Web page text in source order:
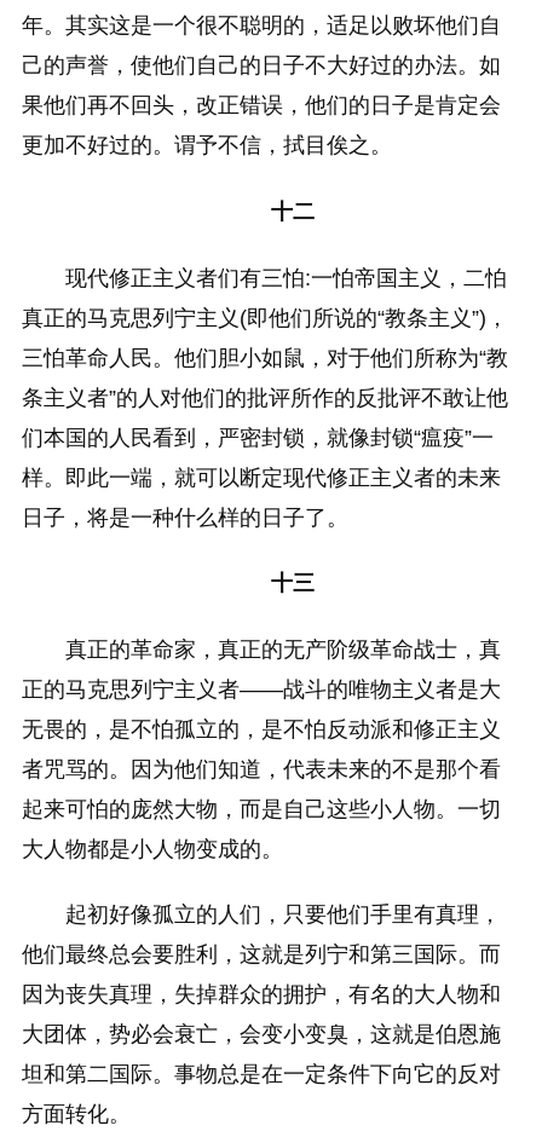
年。其实这是一个很不聪明的，适足以败坏他们自
己的声誉，使他们自己的日子不大好过的办法。如
果他们再不回头，改正错误，他们的日子是肯定会
更加不好过的。谓予不信，拭目俟之。
十二
现代修正主义者们有三怕:一怕帝国主义，二怕
真正的马克思列宁主义(即他们所说的“教条主义”)，
三怕革命人民。他们胆小如鼠，对于他们所称为“教
条主义者”的人对他们的批评所作的反批评不敢让他
们本国的人民看到，严密封锁，就像封锁“瘟疫”一
样。即此一端，就可以断定现代修正主义者的未来
日子，将是一种什么样的日子了。
十三
真正的革命家，真正的无产阶级革命战士，真
正的马克思列宁主义者——战斗的唯物主义者是大
无畏的，是不怕孤立的，是不怕反动派和修正主义
者咒骂的。因为他们知道，代表未来的不是那个看
起来可怕的庞然大物，而是自己这些小人物。一切
大人物都是小人物变成的。
起初好像孤立的人们，只要他们手里有真理，
他们最终总会要胜利，这就是列宁和第三国际。而
因为丧失真理，失掉群众的拥护，有名的大人物和
大团体，势必会衰亡，会变小变臭，这就是伯恩施
坦和第二国际。事物总是在一定条件下向它的反对
方面转化。